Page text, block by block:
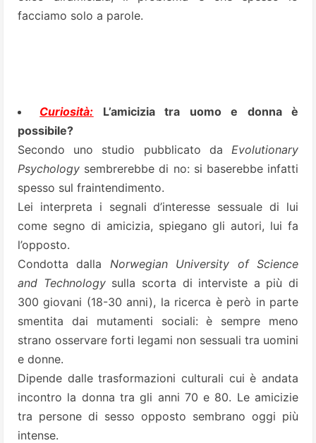
facciamo solo a parole.
Curiosità: L’amicizia tra uomo e donna è
possibile?
Secondo uno studio pubblicato da Evolutionary
Psychology sembrerebbe di no: si baserebbe infatti
spesso sul fraintendimento.
Lei interpreta i segnali d’interesse sessuale di lui
come segno di amicizia, spiegano gli autori, lui fa
l’opposto.
Condotta dalla Norwegian University of Science
and Technologysulla scorta di interviste a più di
300 giovani (18-30 anni), la ricerca è però in parte
smentita dai mutamenti sociali: è sempre meno
strano osservare forti legami non sessuali tra uomini
e donne.
Dipende dalle trasformazioni culturali cui è andata
incontro la donna tra gli anni 70 e 80. Le amicizie
tra persone di sesso opposto sembrano oggi più
intense.